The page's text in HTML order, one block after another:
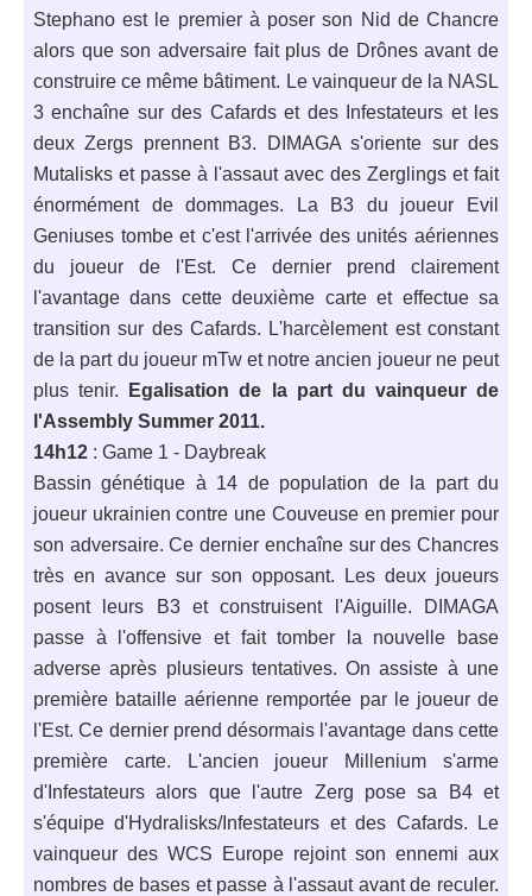
Stephano est le premier à poser son Nid de Chancre
alors que son adversaire fait plus de Drônes avant de
construire ce même bâtiment. Le vainqueur de la NASL
3 enchaîne sur des Cafards et des Infestateurs et les
deux Zergs prennent B3. DIMAGA s'oriente sur des
Mutalisks et passe à l'assaut avec des Zerglings et fait
énormément de dommages. La B3 du joueur Evil
Geniuses tombe et c'est l'arrivée des unités aériennes
du joueur de l'Est. Ce dernier prend clairement
l'avantage dans cette deuxième carte et effectue sa
transition sur des Cafards. L'harcèlement est constant
de la part du joueur mTw et notre ancien joueur ne peut
plus tenir.
Egalisation de la part du vainqueur de
l'Assembly Summer 2011.
14h12 : Game 1 - Daybreak
Bassin génétique à 14 de population de la part du
joueur ukrainien contre une Couveuse en premier pour
son adversaire. Ce dernier enchaîne sur des Chancres
très en avance sur son opposant. Les deux joueurs
posent leurs B3 et construisent l'Aiguille. DIMAGA
passe à l'offensive et fait tomber la nouvelle base
adverse après plusieurs tentatives. On assiste à une
première bataille aérienne remportée par le joueur de
l'Est. Ce dernier prend désormais l'avantage dans cette
première carte. L'ancien joueur Millenium s'arme
d'Infestateurs alors que l'autre Zerg pose sa B4 et
s'équipe d'Hydralisks/Infestateurs et des Cafards. Le
vainqueur des WCS Europe rejoint son ennemi aux
nombres de bases et passe à l'assaut avant de reculer.